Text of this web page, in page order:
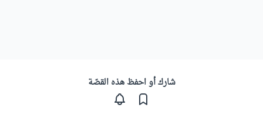
شارك أو احفظ هذه القصّة